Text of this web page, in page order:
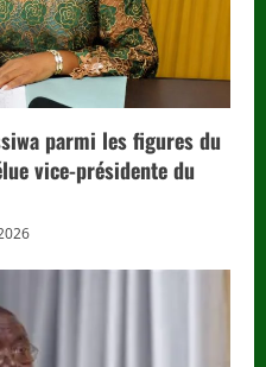
parmi les figures du
vice-présidente du